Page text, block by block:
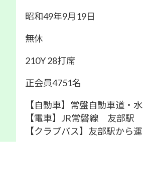
昭和49年9月19日
無休
210Y 28打席
正会員4751名
【自動車】常盤自動車道・
【電車】JR常磐線 友部駅
【クラブバス】友部駅から